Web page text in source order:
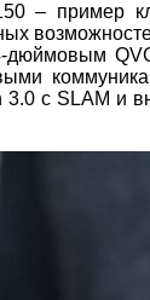
– пример
дюймовым
3.0 с SLAM и